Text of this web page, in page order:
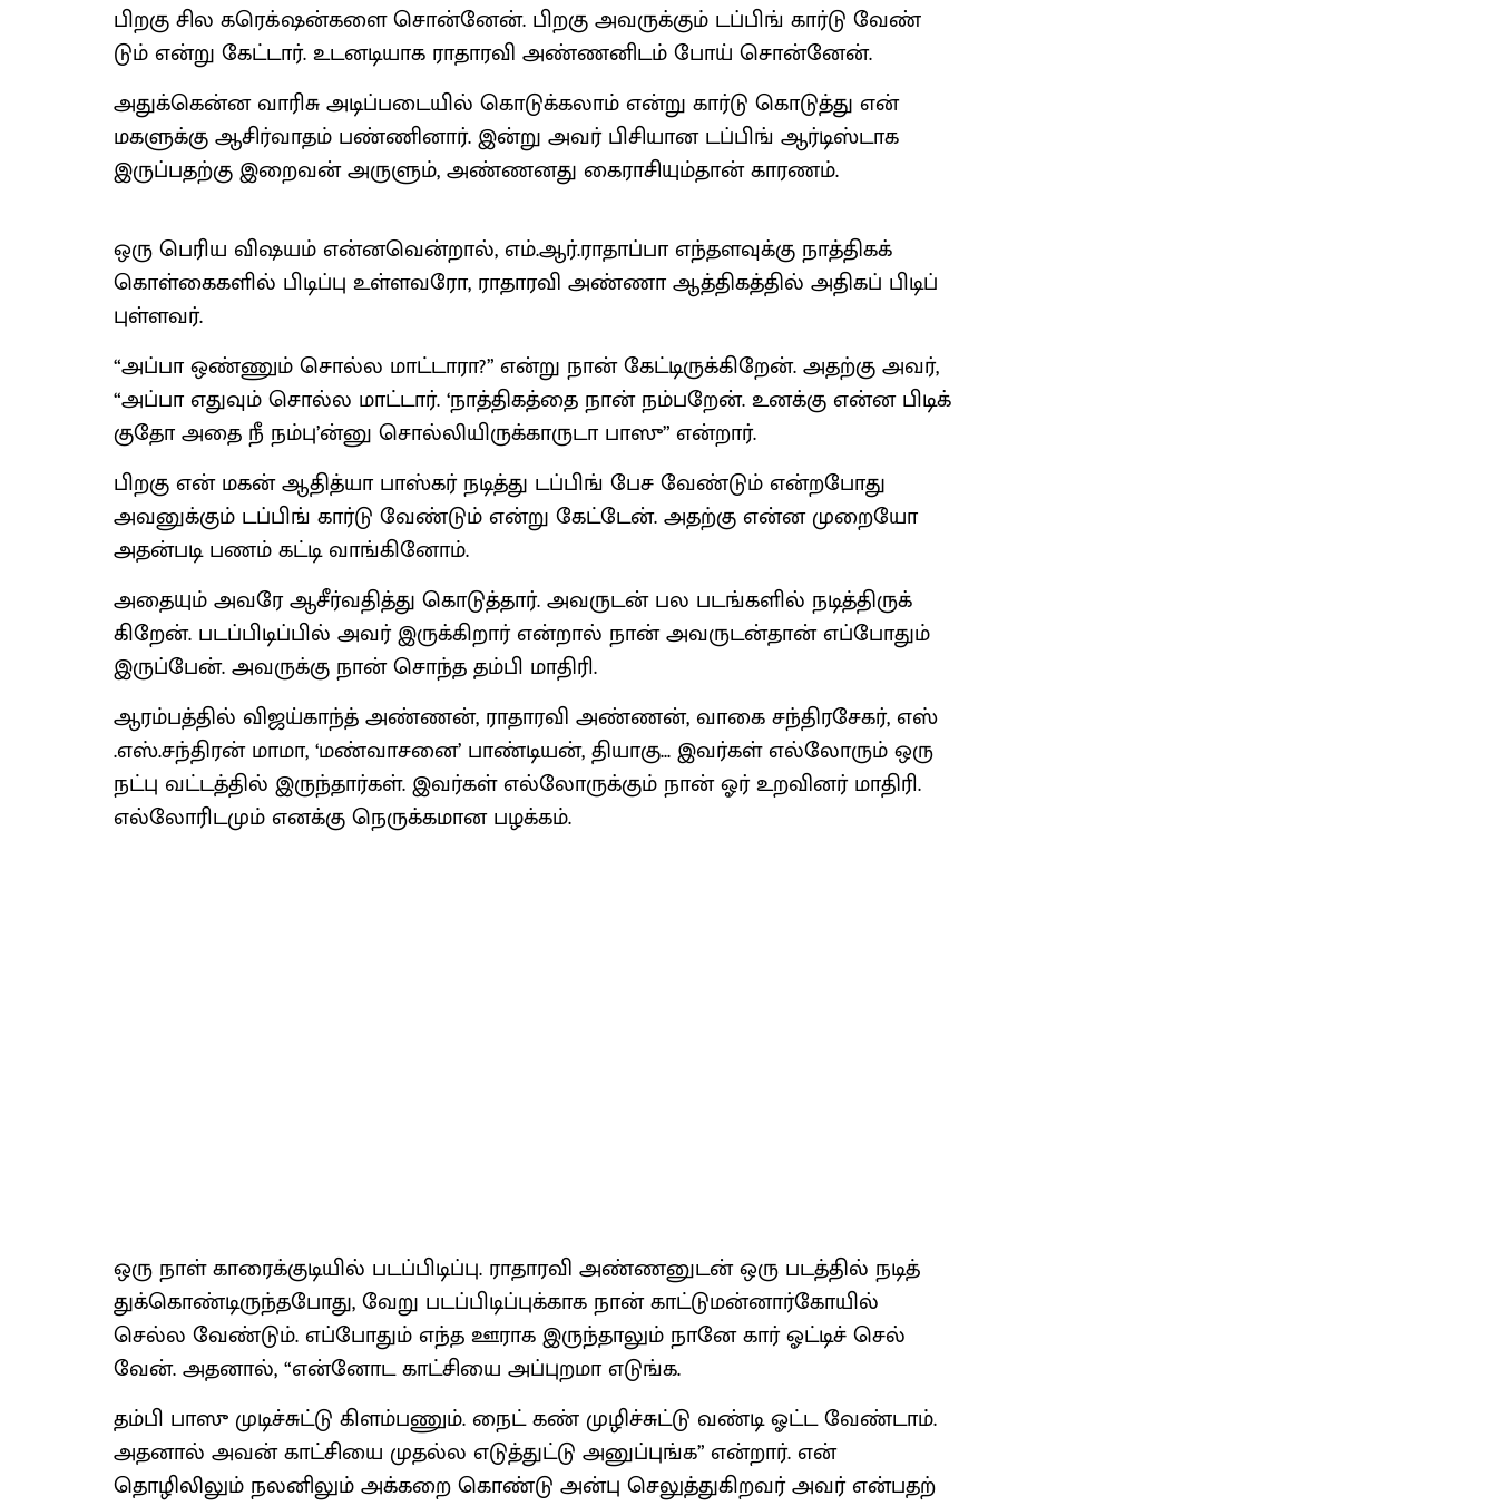
பிறகு சில கரெக் ஷன்​களை சொன்​னேன். பிறகு அவருக்​கும் டப்​பிங் கார்டு வேண்​
டும் என்று கேட்​டார். உடனடி​யாக ராதா​ரவி அண்​ணனிடம் போய் சொன்​னேன்.
அதுக்​கென்ன வாரிசு அடிப்​படை​யில் கொடுக்​கலாம் என்று கார்டு கொடுத்து என்
மகளுக்கு ஆசிர்​வாதம் பண்​ணி​னார். இன்று அவர் பிசி​யான டப்​பிங் ஆர்​டிஸ்​டாக
இருப்​ப​தற்கு இறைவன் அருளும், அண்​ணனது கைராசி​யும்​தான் காரணம்.
ஒரு பெரிய விஷ​யம் என்​னவென்​றால், எம்​.ஆர்​.​ரா​தாப்பா எந்​தளவுக்கு நாத்​தி​கக்
கொள்​கை​களில் பிடிப்பு உள்​ளவரோ, ராதா​ரவி அண்ணா ஆத்​தி​கத்​தில் அதி​கப் பிடிப்​
புள்​ளவர்.
“அப்பா ஒண்​ணும் சொல்ல மாட்​டா​ரா?” என்று நான் கேட்​டிருக்​கிறேன். அதற்கு அவர்,
“அப்பா எது​வும் சொல்ல மாட்​டார். ‘நாத்​தி​கத்தை நான் நம்​பறேன். உனக்கு என்ன பிடிக்​
குதோ அதை நீ நம்​பு’ன்னு சொல்​லி​யிருக்​காருடா பாஸு” என்​றார்.
பிறகு என் மகன் ஆதித்யா பாஸ்​கர் நடித்து டப்​பிங் பேச வேண்​டும் என்​ற​போது
அவனுக்​கும் டப்​பிங் கார்டு வேண்​டும் என்று கேட்​டேன். அதற்கு என்ன முறையோ
அதன்​படி பணம் கட்டி வாங்​கினோம்.
அதை​யும் அவரே ஆசீர்​வ​தித்து கொடுத்​தார். அவருடன் பல படங்​களில் நடித்​திருக்​
கிறேன். படப்​பிடிப்​பில் அவர் இருக்​கிறார் என்​றால் நான் அவருடன்​தான் எப்​போதும்
இருப்​பேன். அவருக்கு நான் சொந்த தம்பி மாதிரி.
ஆரம்​பத்​தில் விஜய்​காந்த் அண்​ணன், ராதா​ரவி அண்​ணன், வாகை சந்​திரசேகர், எஸ்​
.எஸ்​.சந்​திரன் மாமா, ‘மண்​வாசனை’ பாண்​டியன், தியாகு... இவர்​கள் எல்​லோரும் ஒரு
நட்பு வட்​டத்​தில் இருந்​தார்​கள். இவர்​கள் எல்​லோருக்​கும் நான் ஓர் உறவினர் மாதிரி.
எல்​லோரிட​மும் எனக்கு நெருக்​க​மான பழக்​கம்.
ஒரு நாள் காரைக்​குடி​யில் படப்​பிடிப்​பு. ராதா​ரவி அண்​ணனுடன் ஒரு படத்​தில் நடித்​
துக்​கொண்​டிருந்​த​போது, வேறு படப்​பிடிப்​புக்​காக நான் காட்​டுமன்​னார்​கோ​யில்
செல்ல வேண்​டும். எப்​போதும் எந்த ஊராக இருந்​தா​லும் நானே கார் ஓட்​டிச் செல்​
வேன். அதனால், “என்​னோட காட்​சியை அப்​புறமா எடுங்க.
தம்பி பாஸு முடிச்​சுட்டு கிளம்​பணும். நைட் கண் முழிச்​சுட்டு வண்டி ஓட்ட வேண்​டாம்.
அதனால் அவன் காட்​சியை முதல்ல எடுத்​துட்டு அனுப்​புங்க” என்​றார். என்
தொழிலிலும் நலனிலும் அக்​கறை கொண்டு அன்பு செலுத்​துகிறவர் அவர் என்​ப​தற்​